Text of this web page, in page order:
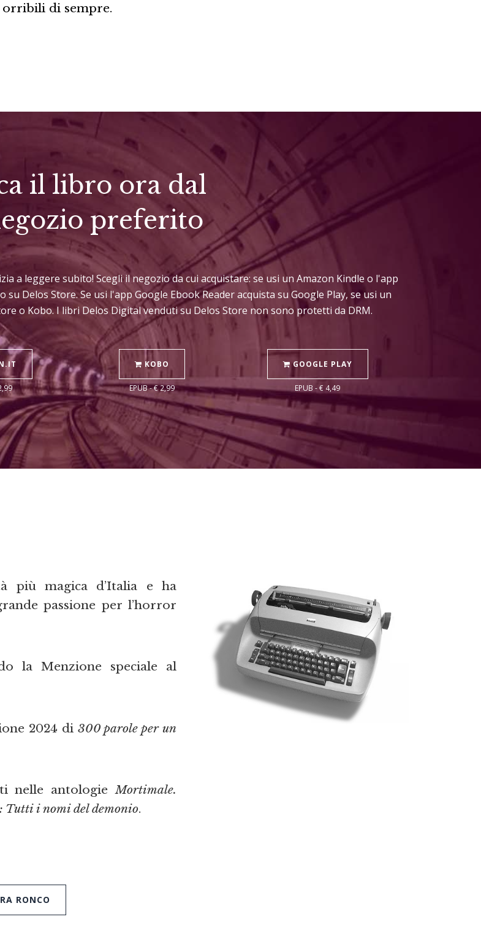
di sempre.
il libro ora dal
preferito
a leggere subito! Scegli il negozio da cui acquistare: se usi un Amazon Kindle o l'app
Delos Store. Se usi l'app Google Ebook Reader acquista su Google Play, se usi un
o Kobo. I libri Delos Digital venduti su Delos Store non sono protetti da DRM.
KOBO
EPUB - € 2,99
GOOGLE PLAY
EPUB - € 4,49
più magica d’Italia e ha
passione per l’horror
la Menzione speciale al
2024 di 300 parole per un
nelle antologieMortimale.
Tutti i nomi del demonio.
RONCO